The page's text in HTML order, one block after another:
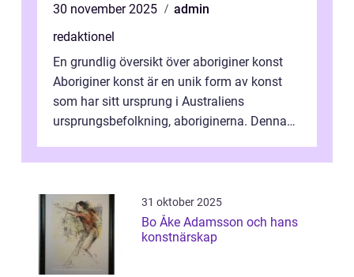
30 november 2025
admin
redaktionel
En grundlig översikt över aboriginer konst
Aboriginer konst är en unik form av konst
som har sitt ursprung i Australiens
ursprungsbefolkning, aboriginerna. Denna
31 oktober 2025
Bo Åke Adamsson och hans
konstnärskap